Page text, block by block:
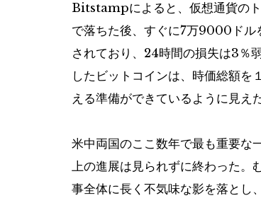
Bitstampによると、仮想通貨の
で落ちた後、すぐに7万9000ド
されており、24時間の損失は3％
したビットコインは、時価総額を
える準備ができているように見えた
米中両国のここ数年で最も重要な
上の進展は見られずに終わった。
事全体に長く不気味な影を落とし